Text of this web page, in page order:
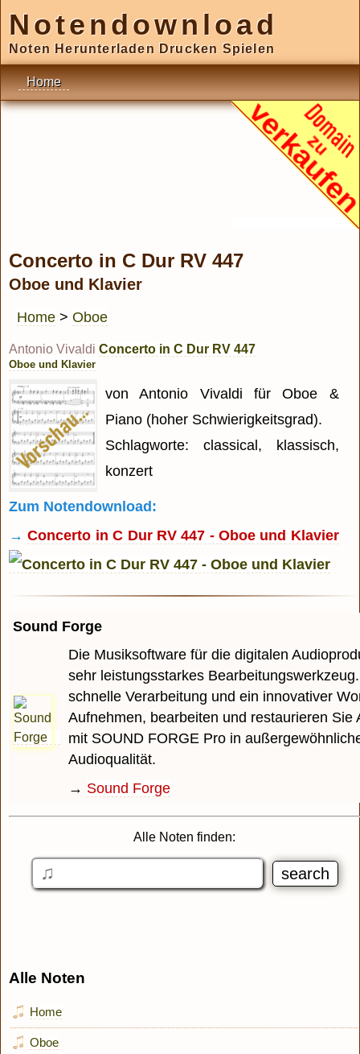
Notendownload
Noten Herunterladen Drucken Spielen
Home
Concerto in C Dur RV 447
Oboe und Klavier
Home > Oboe
Antonio Vivaldi Concerto in C Dur RV 447
Oboe und Klavier
von Antonio Vivaldi für Oboe &
Piano (hoher Schwierigkeitsgrad).
Schlagworte: classical, klassisch,
konzert
Zum Notendownload:
→Concerto in C Dur RV 447 - Oboe und Klavier
Sound Forge
Die Musiksoftware für die digitalen
sehr leistungsstarkes
schnelle Verarbeitung und ein innovativer
Aufnehmen, bearbeiten und restaurieren Sie
mit SOUND FORGE Pro in
Audioqualität.
→ Sound Forge
Alle Noten finden:
Alle Noten
Home
Oboe